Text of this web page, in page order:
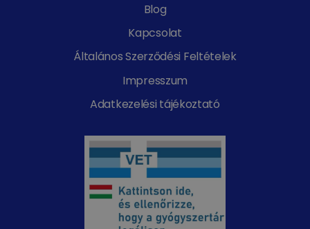
Blog
Kapcsolat
Általános Szerződési Feltételek
Impresszum
Adatkezelési tájékoztató